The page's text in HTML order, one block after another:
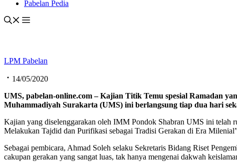
Pabelan Pedia
LPM Pabelan
14/05/2020
UMS, pabelan-online.com – Kajian Titik Temu spesial Ramadan
Muhammadiyah Surakarta (UMS) ini berlangsung tiap dua hari
Kajian yang diselenggarakan oleh IMM Pondok Shabran UMS ini telah
Melakukan Tajdid dan Purifikasi sebagai Tradisi Gerakan di Era
Sebagai pembicara, Ahmad Soleh selaku Sekretaris Bidang Riset
cakupan gerakan yang sangat luas, tak hanya mengenai dakwah